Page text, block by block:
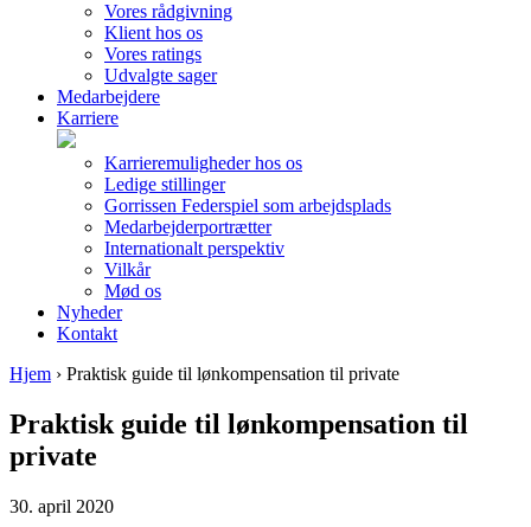
Vores rådgivning
Klient hos os
Vores ratings
Udvalgte sager
Medarbejdere
Karriere
Karrieremuligheder hos os
Ledige stillinger
Gorrissen Federspiel som arbejdsplads
Medarbejderportrætter
Internationalt perspektiv
Vilkår
Mød os
Nyheder
Kontakt
Hjem › Praktisk guide til lønkompensation til private
Praktisk guide til lønkompensation til
private
30. april 2020